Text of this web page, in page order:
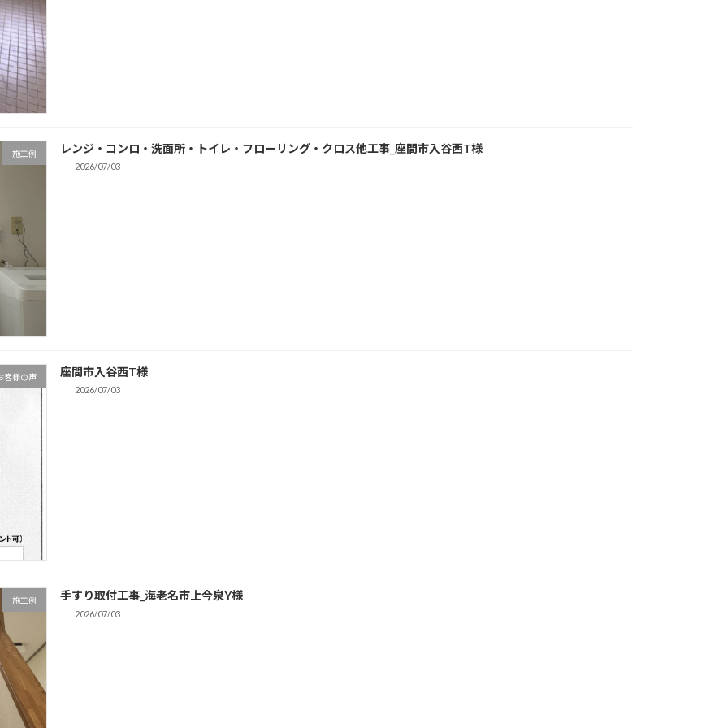
施工例 レンジ・コンロ・洗面所・トイレ・フローリング・クロス他工事_座間市入谷西T様
2026/07/03
客様の声 座間市入谷西T様
2026/07/03
施工例 手すり取付工事_海老名市上今泉Y様
2026/07/03